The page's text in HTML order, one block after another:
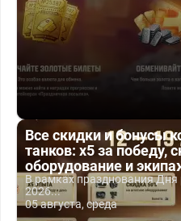
Все скидки и бонусы
танков: x5 за победу,
оборудование и
В рамках празднования
2026...
05 августа, среда